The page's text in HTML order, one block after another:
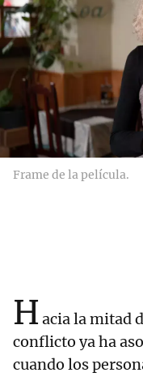
Frame de la película.
H acia la mitad
conflicto ya ha
cuando los